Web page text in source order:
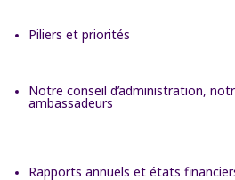
Piliers et priorités
Notre conseil d’administration,
ambassadeurs
Rapports annuels et états